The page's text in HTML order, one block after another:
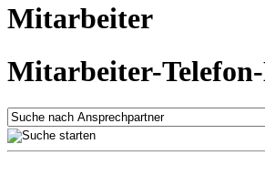
Mitarbeiter
Mitarbeiter-